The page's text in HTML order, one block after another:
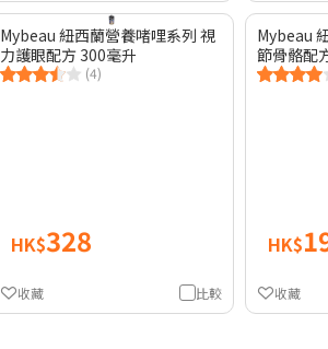
Mybeau 紐西蘭營養啫哩系列 視
力護眼配方 300毫升
(4)
HK$328
比較
收藏
Mybeau
節骨骼配
HK$
收藏